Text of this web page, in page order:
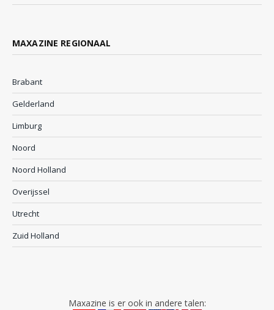
MAXAZINE REGIONAAL
Brabant
Gelderland
Limburg
Noord
Noord Holland
Overijssel
Utrecht
Zuid Holland
Maxazine is er ook in andere talen: